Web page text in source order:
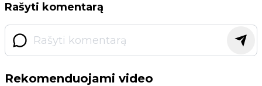
Rašyti komentarą
Rekomenduojami video